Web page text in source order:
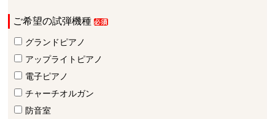
ご希望の試弾機種
グランドピアノ
アップライトピアノ
電子ピアノ
チャーチオルガン
防音室